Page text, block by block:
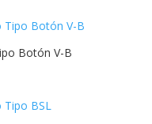
Botón V-B